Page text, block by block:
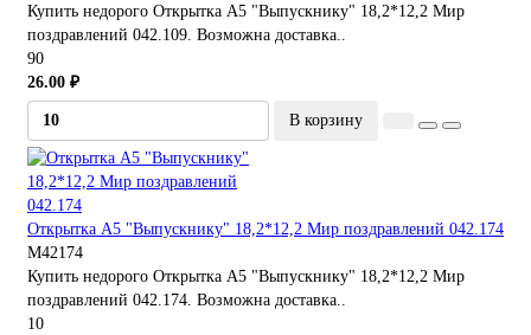
Купить недорого Открытка А5 "Выпускнику" 18,2*12,2 Мир
поздравлений 042.109. Возможна доставка..
90
26.00 ₽
В корзину
Открытка А5 "Выпускнику" 18,2*12,2 Мир поздравлений 042.174
М42174
Купить недорого Открытка А5 "Выпускнику" 18,2*12,2 Мир
поздравлений 042.174. Возможна доставка..
10